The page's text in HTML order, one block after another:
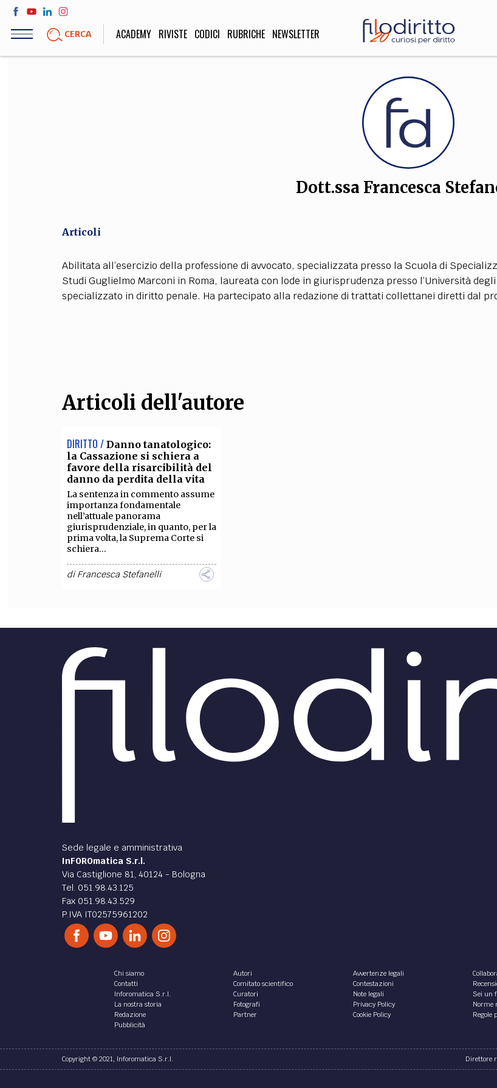
Salta
contenuto
CERCA ACADEMY RIVISTE CODICI RUBRICHE NEWSLETTER
DIRITTO
STORIA E FILOSOFIA INNOVAZIONE
TEAM
FILODIRITTO REDAZIONE COMITATO SCIENTIFICO AUTORI CURATORI FOTOGRAFI
Dott.ssa Francesca
Articoli
Abilitata all’esercizio della professione di avvocato, specializzata presso la Scuola di
Studi Guglielmo Marconi in Roma, laureata con lode in giurisprudenza presso l’Università
specializzato in diritto penale. Ha partecipato alla redazione di trattati collettanei diretti dal
Articoli dell'autore
DIRITTO / Danno tanatologico:
la Cassazione si schiera a
favore della risarcibilità del
danno da perdita della vita
La sentenza in commento assume
importanza fondamentale
nell’attuale panorama
giurisprudenziale, in quanto, per la
prima volta, la Suprema Corte si
schiera...
diFrancesca Stefanelli
Sede legale e amministrativa
InFOROmatica S.r.l.
Via Castiglione 81, 40124 - Bologna
Tel. 051.98.43.125
Fax 051.98.43.529
P.IVA IT02575961202
Chi siamo
Contatti
Inforomatica S.r.l.
La nostra storia
Redazione
Pubblicità
Autori
Comitato scientifico
Curatori
Fotografi
Partner
Avvertenze legali
Contestazioni
Note legali
Privacy Policy
Cookie Policy
Sei un
Norme
Regole
Copyright © 2021, Inforomatica S.r.l. Direttore